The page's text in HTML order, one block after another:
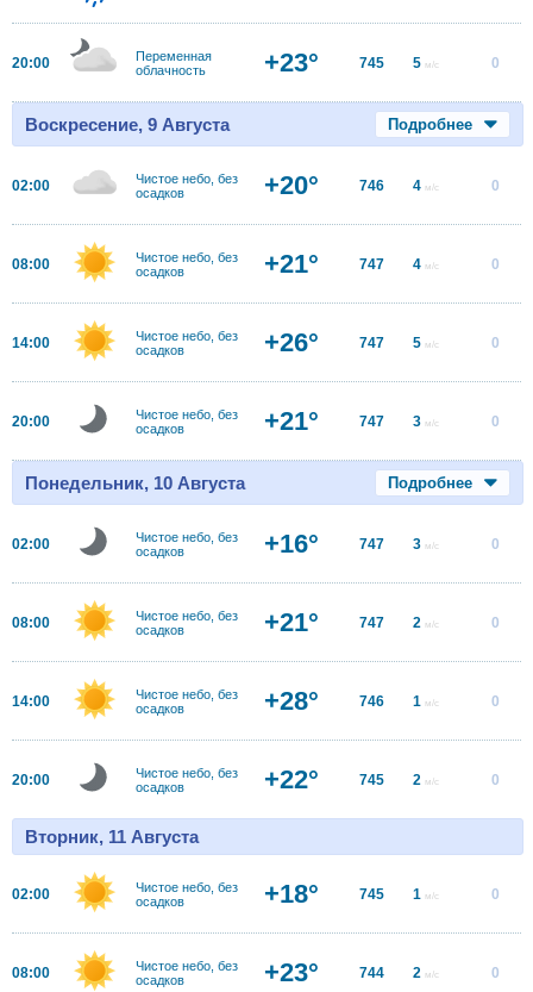
20:00
Переменная
облачность
+23° 745 5 м/с 0
Воскресение, 9 Августа Подробнее
02:00
Чистое небо, без
осадков
+20° 746 4 м/с 0
08:00
Чистое небо, без
осадков
+21° 747 4 м/с 0
14:00
Чистое небо, без
осадков
+26° 747 5 м/с 0
20:00
Чистое небо, без
осадков
+21° 747 3 м/с 0
Понедельник, 10 Августа Подробнее
02:00
Чистое небо, без
осадков
+16° 747 3 м/с 0
08:00
Чистое небо, без
осадков
+21° 747 2 м/с 0
14:00
Чистое небо, без
осадков
+28° 746 1 м/с 0
20:00
Чистое небо, без
осадков
+22° 745 2 м/с 0
Вторник, 11 Августа
02:00
Чистое небо, без
осадков
+18° 745 1 м/с 0
08:00
Чистое небо, без
осадков
+23° 744 2 м/с 0